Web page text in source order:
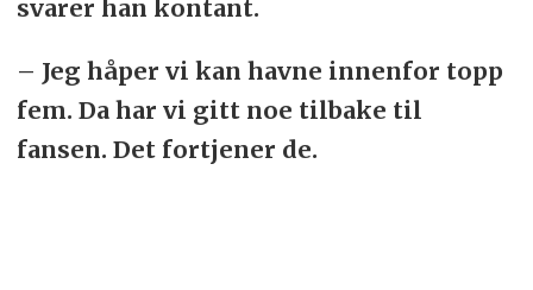
svarer han kontant.
– Jeg håper vi kan havne innenfor topp
fem. Da har vi gitt noe tilbake til
fansen. Det fortjener de.